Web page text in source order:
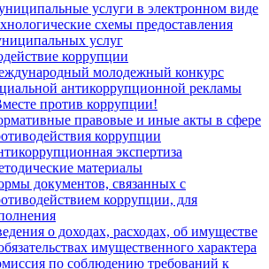
услуги в электронном виде
схемы предоставления
услуг
коррупции
молодежный конкурс
антикоррупционной рекламы
против коррупции!
правовые и иные акты в сфере
коррупции
экспертиза
материалы
документов, связанных с
коррупции, для
о доходах, расходах, об имуществе
имущественного характера
по соблюдению требований к